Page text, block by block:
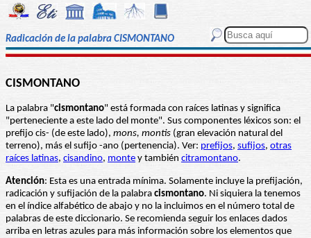
Radicación de la palabra CISMONTANO
CISMONTANO
La palabra "cismontano" está formada con raíces latinas y significa
"perteneciente a este lado del monte". Sus componentes léxicos son: el
prefijo cis- (de este lado), mons, montis (gran elevación natural del
terreno), más el sufijo -ano (pertenencia). Ver: prefijos, sufijos, otras
raíces latinas, cisandino, monte y también citramontano.
Atención: Esta es una entrada mínima. Solamente incluye la prefijación,
radicación y sufijación de la palabra cismontano. Ni siquiera la tenemos
en el índice alfabético de abajo y no la incluimos en el número total de
palabras de este diccionario. Se recomienda seguir los enlaces dados
arriba en letras azules para más información sobre los elementos que